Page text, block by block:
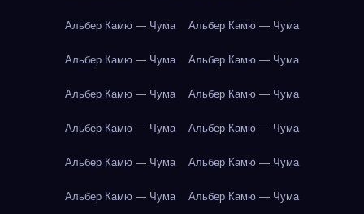
Альбер Камю — Чума Альбер Камю — Чума
Альбер Камю — Чума Альбер Камю — Чума
Альбер Камю — Чума Альбер Камю — Чума
Альбер Камю — Чума Альбер Камю — Чума
Альбер Камю — Чума Альбер Камю — Чума
Альбер Камю — Чума Альбер Камю — Чума